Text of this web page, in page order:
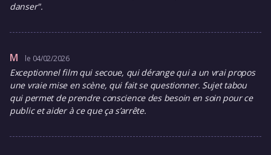
danser".
M le 04/02/2026
Exceptionnel film qui secoue, qui dérange qui a un vrai propos
une vraie mise en scène, qui fait se questionner. Sujet tabou
qui permet de prendre conscience des besoin en soin pour ce
public et aider à ce que ça s’arrête.